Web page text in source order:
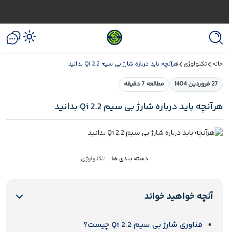
خانه تکنولوژی هرآنچه باید درباره شارژ بی‌ سیم Qi 2.2 بدانید
27 فروردین 1404 مطالعه 7 دقیقه
هرآنچه باید درباره شارژ بی‌ سیم Qi 2.2 بدانید
دسته بندی ها: تکنولوژی
آنچه خواهید خواند
فناوری شارژ بی‌ سیم Qi 2.2 چیست؟